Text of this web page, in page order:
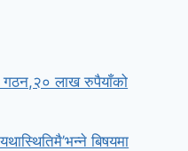
गठन,२० लाख रुपैयाँको
बिषयमा